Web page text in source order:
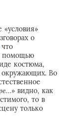
о
помощью
костюма,
окружающих. Во
видно, как
то в
только